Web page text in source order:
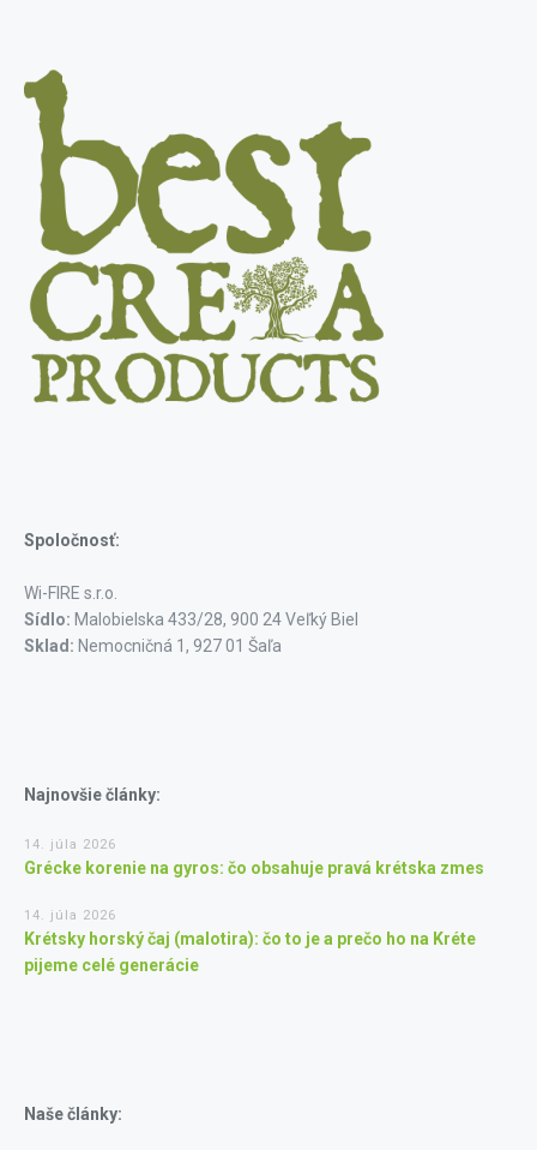
Spoločnosť:
Wi-FIRE s.r.o.
Sídlo: Malobielska 433/28, 900 24 Veľký Biel
Sklad: Nemocničná 1, 927 01 Šaľa
Najnovšie články:
14. júla 2026
Grécke korenie na gyros: čo obsahuje pravá krétska zmes
14. júla 2026
Krétsky horský čaj (malotira): čo to je a prečo ho na Kréte
pijeme celé generácie
Naše články: